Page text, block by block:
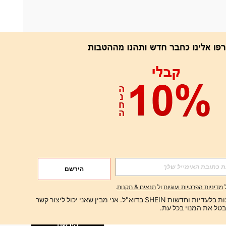
אפליקציה
הירשם
הירשם
הירשם
מדיניות הפרטיות ועוגיות ול תנאים & תקנות.
ברצוני לקבל הצעות בלעדיות וחדשות SHEIN בדוא"ל. אני מבין שאני יכול ליצור קשר